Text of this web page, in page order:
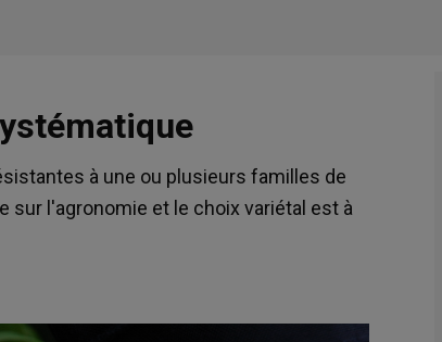
à une ou plusieurs familles de
sur l'agronomie et le choix variétal est à